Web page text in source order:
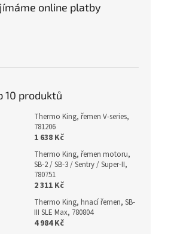
online platby
10 produktů
Thermo King, řemen V-series,
781206
1 638 Kč
Thermo King, řemen motoru,
SB-2 / SB-3 / Sentry / Super-II,
780751
2 311 Kč
Thermo King, hnací řemen, SB-
III SLE Max, 780804
4 984 Kč